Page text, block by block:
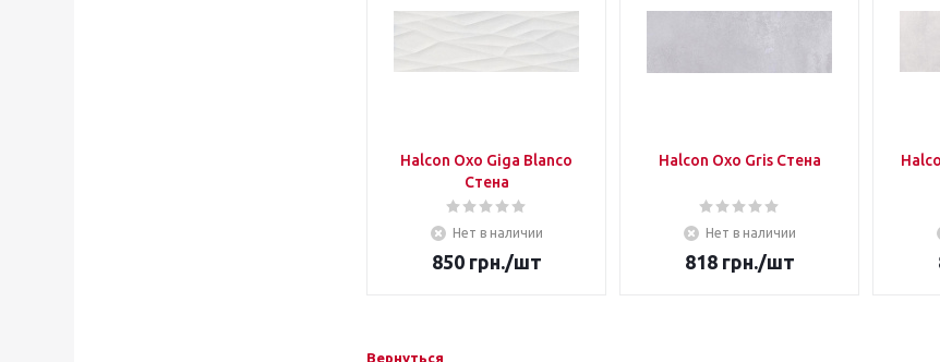
Halcon Oxo Giga Blanco
Стена
Нет в наличии
850грн./шт
Halcon Oxo Gris Стена
Нет в наличии
818грн./шт
Вернуться